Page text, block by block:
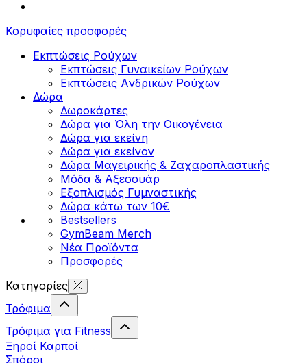
Κορυφαίες προσφορές
Εκπτώσεις Ρούχων
Εκπτώσεις Γυναικείων Ρούχων
Εκπτώσεις Aνδρικών Ρούχων
Δώρα
Δωροκάρτες
Δώρα για Όλη την Οικογένεια
Δώρα για εκείνη
Δώρα για εκείνον
Δώρα Μαγειρικής & Ζαχαροπλαστικής
Μόδα & Αξεσουάρ
Εξοπλισμός Γυμναστικής
Δώρα κάτω των 10€
Bestsellers
GymBeam Merch
Νέα Προϊόντα
Προσφορές
Κατηγορίες
Τρόφιμα
Τρόφιμα για Fitness
Ξηροί Καρποί
Σπόροι